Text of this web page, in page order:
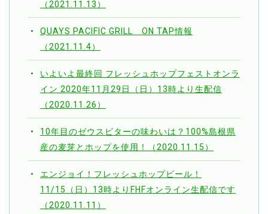
（2021.11.13）
QUAYS PACIFIC GRILL ON TAP情報
（2021.11.4）
いよいよ最終回 フレッシュホップフェストオンラ
イン 2020年11月29日（日）13時より生配信
（2020.11.26）
10年目のゼウスビターの味わいは？100%島根県
産の麦芽とホップを使用！（2020.11.15）
エンジョイ！フレッシュホップビール！
11/15（日）13時よりFHFオンライン生配信です
（2020.11.11）